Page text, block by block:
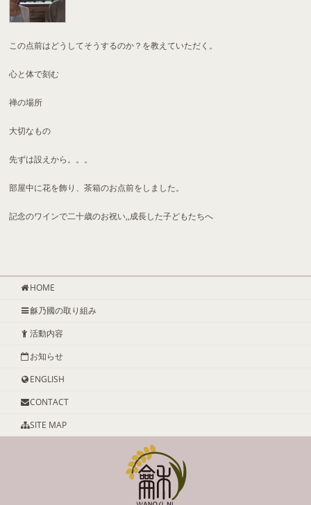
この点前はどうしてそうするのか？を教えていただく。
心と体で刻む
禅の場所
大切なもの
先ずは設えから。。。
部屋中に花を飾り、茶箱のお点前をしました。
記念のワインで二十歳のお祝い,,成長した子どもたちへ
HOME
龢乃國の取り組み
活動内容
お知らせ
ENGLISH
CONTACT
SITE MAP